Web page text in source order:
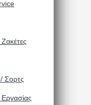
Σορτς
Εργασίας